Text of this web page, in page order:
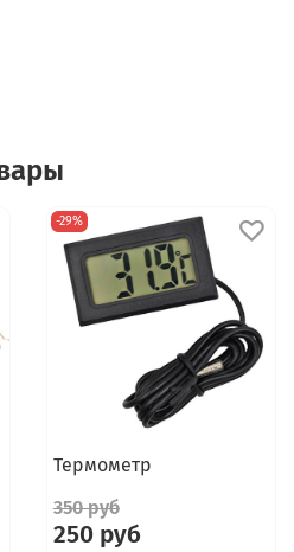
-29%
Термометр
350 руб
250 руб